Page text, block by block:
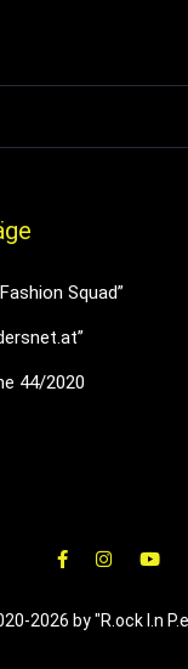
Squad”
44/2020
2026 by "R.ock I.n